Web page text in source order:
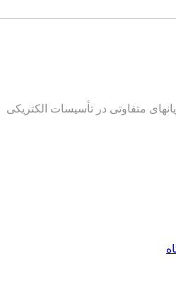
متفاوتی در تأسیسات الکتریکی